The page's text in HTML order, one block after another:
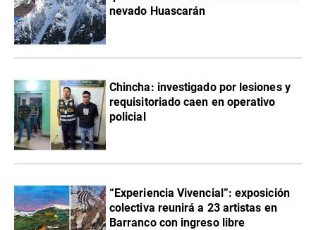
nevado Huascarán
Chincha: investigado por lesiones y
requisitoriado caen en operativo
policial
“Experiencia Vivencial”: exposición
colectiva reunirá a 23 artistas en
Barranco con ingreso libre